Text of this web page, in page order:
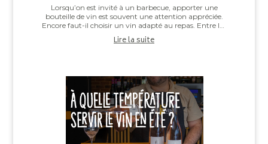
Lorsqu’on est invité à un barbecue, apporter une
bouteille de vin est souvent une attention appréciée.
Encore faut-il choisir un vin adapté au repas. Entre les
Lire la suite